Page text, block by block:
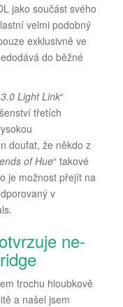
jako součást svého
velmi podobný
exklusivně ve
do běžné
Light Link“
třetích
doufat, že někdo z
of Hue“ takové
je možnost přejít na
v
ne-
trochu hloubkově
a našel jsem